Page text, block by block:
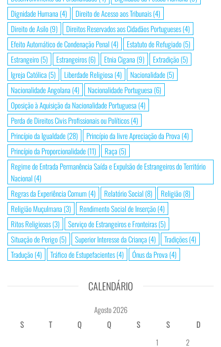
Dignidade Humana (4) Direito de Acesso aos Tribunais(4)
Direito de Asilo(9) Direitos Reservados aos Cidadãos Portugueses(4)
Efeito Automático de Condenação Penal (4) Estatuto de Refugiado(5)
Estrangeiro(5) Estrangeiros(6) Etnia Cigana (9) Extradição(5)
Igreja Católica (5) Liberdade Religiosa (4) Nacionalidade(5)
Nacionalidade Angolana (4) Nacionalidade Portuguesa (6)
Oposição à Aquisição da Nacionalidade Portuguesa (4)
Perda de Direitos Civis Profissionais ou Políticos(4)
Princípio da Igualdade(28) Princípio da livre Apreciação da Prova (4)
Princípio da Proporcionalidade(11) Raça (5)
Regime de Entrada Permanência Saída e Expulsão de Estrangeiros do Território
Nacional (4)
Regras da Experiência Comum (4) Relatório Social (8) Religião(8)
Religião Muçulmana (3) Rendimento Social de Inserção(4)
Ritos Religiosos(3) Serviço de Estrangeiros e Fronteiras(5)
Situação de Perigo(5) Superior Interesse da Criança (4) Tradições(4)
Tradução(4) Tráfico de Estupefacientes(4) Ónus da Prova (4)
CALENDÁRIO
Agosto 2026
S
T Q Q S S
D
1
2